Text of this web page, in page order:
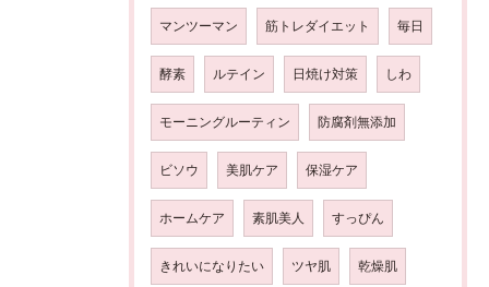
マンツーマン 筋トレダイエット 毎日
酵素 ルテイン 日焼け対策 しわ
モーニングルーティン 防腐剤無添加
ビソウ 美肌ケア 保湿ケア
ホームケア 素肌美人 すっぴん
きれいになりたい ツヤ肌 乾燥肌